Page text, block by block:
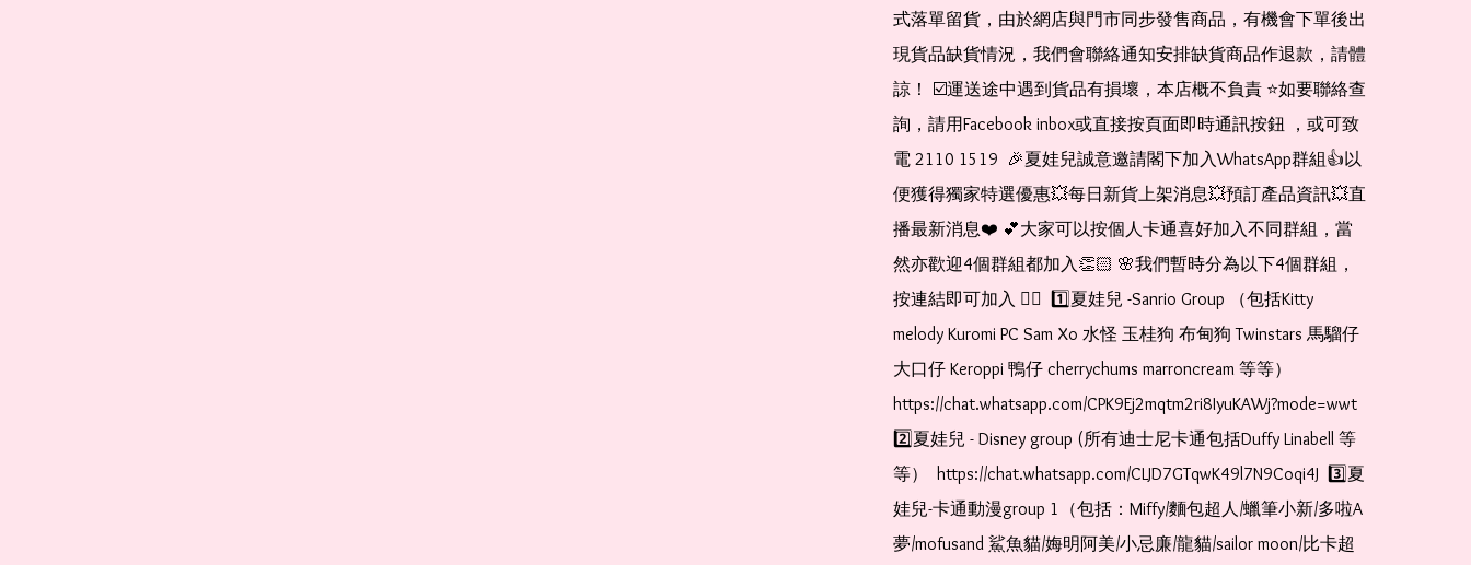
式落單留貨，由於網店與門市同步發售商品，有機會下單後出
現貨品缺貨情況，我們會聯絡通知安排缺貨商品作退款，請體
諒！ ☑️運送途中遇到貨品有損壞，本店概不負責 ⭐️如要聯絡查
詢，請用Facebook inbox或直接按頁面即時通訊按鈕 ，或可致
電 2110 1519  🎉夏娃兒誠意邀請閣下加入WhatsApp群組👍以
便獲得獨家特選優惠💥每日新貨上架消息💥預訂產品資訊💥直
播最新消息❤️ 💕大家可以按個人卡通喜好加入不同群組，當
然亦歡迎4個群組都加入👏🏻 🌸我們暫時分為以下4個群組，
按連結即可加入 👇🏻  1️⃣夏娃兒 -Sanrio Group （包括Kitty
melody Kuromi PC Sam Xo 水怪 玉桂狗 布甸狗 Twinstars 馬騮仔
大口仔 Keroppi 鴨仔 cherrychums marroncream 等等）
https://chat.whatsapp.com/CPK9Ej2mqtm2ri8IyuKAWj?mode=wwt
2️⃣夏娃兒 - Disney group (所有迪士尼卡通包括Duffy Linabell 等
等）  https://chat.whatsapp.com/CLJD7GTqwK49l7N9Coqi4J  3️⃣夏
娃兒-卡通動漫group 1（包括：Miffy/麵包超人/蠟筆小新/多啦A
夢/mofusand 鯊魚貓/娒明阿美/小忌廉/龍貓/sailor moon/比卡超